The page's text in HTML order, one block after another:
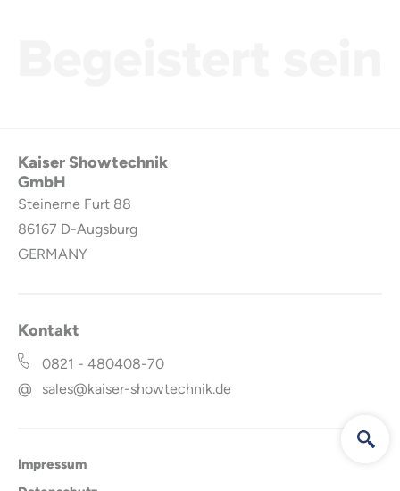
Kaiser Showtechnik
GmbH
Steinerne Furt 88
86167 D-Augsburg
GERMANY
Kontakt
0821 - 480408-70
@
sales@kaiser-showtechnik.de
Impressum